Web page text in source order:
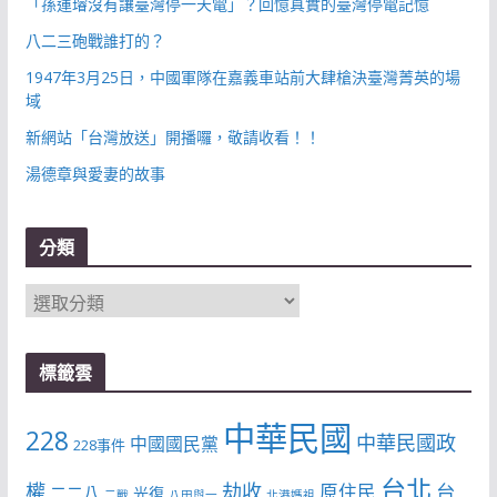
八二三砲戰誰打的？
1947年3月25日，中國軍隊在嘉義車站前大肆槍決臺灣菁英的場
域
新網站「台灣放送」開播囉，敬請收看！！
湯德章與愛妻的故事
分類
分
類
標籤雲
228 228事件 中國國民黨 中華民國 中華民國政
權 二二八 劫收 原住民 台北 台